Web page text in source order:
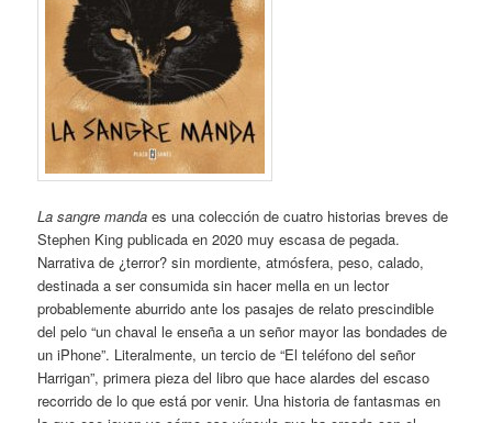
La sangre manda es una colección de cuatro historias breves de
Stephen King publicada en 2020 muy escasa de pegada.
Narrativa de ¿terror? sin mordiente, atmósfera, peso, calado,
destinada a ser consumida sin hacer mella en un lector
probablemente aburrido ante los pasajes de relato prescindible
del pelo “un chaval le enseña a un señor mayor las bondades de
un iPhone”. Literalmente, un tercio de “El teléfono del señor
Harrigan”, primera pieza del libro que hace alardes del escaso
recorrido de lo que está por venir. Una historia de fantasmas en